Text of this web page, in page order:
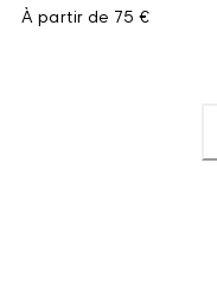
À partir de 75 €